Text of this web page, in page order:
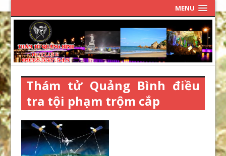
MENU
Thám tử Quảng Bình điều
tra tội phạm trộm cắp